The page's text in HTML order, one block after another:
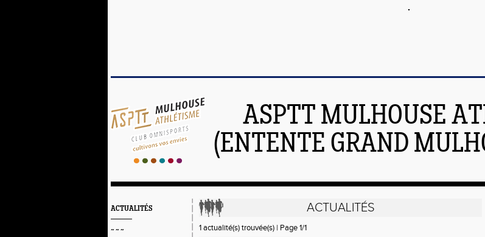
ASPTT MULHOUSE
(ENTENTE GRAND
ACTUALITÉS
~ ~ ~
ACTUALITÉS
1 actualité(s) trouvée(s) | Page 1/1